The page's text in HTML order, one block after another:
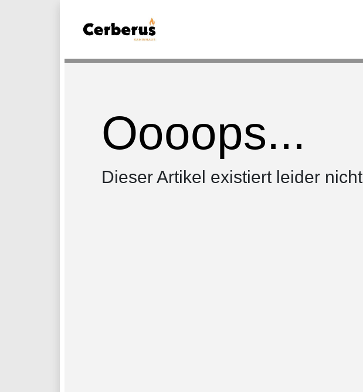
Oooops...
Dieser Artikel existiert leider nicht